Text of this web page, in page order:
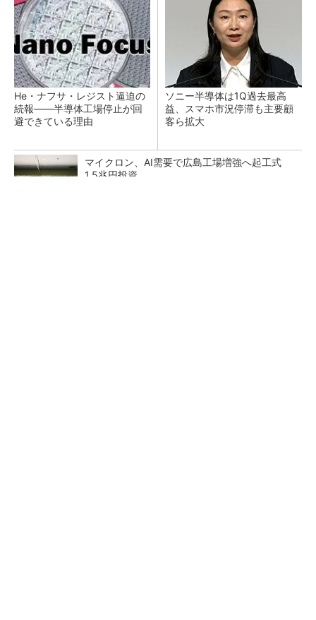
He・ナフサ・レジスト逼迫の
続報――半導体工場停止が回
避できている理由
ソニー半導体は1Q過去最高
益、スマホ市況停滞も主要顧
客ら拡大
マイクロン、AI需要で広島工場増強へ起工式
1.5兆円投資